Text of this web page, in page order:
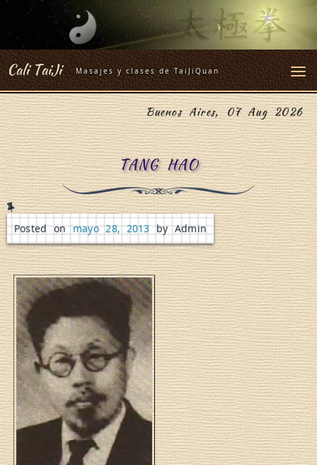
Skip
Cali TaiJi Masajes y clases de TaiJiQuan
Buenos Aires, 07 Aug 2026
TANG HAO
Posted onmayo 28, 2013by Admin